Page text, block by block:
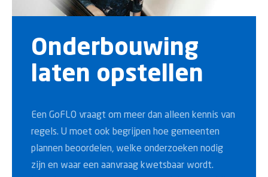
Onderbouwing
laten opstellen
Een GoFLO vraagt om meer dan alleen kennis van
regels. U moet ook begrijpen hoe gemeenten
plannen beoordelen, welke onderzoeken nodig
zijn en waar een aanvraag kwetsbaar wordt.